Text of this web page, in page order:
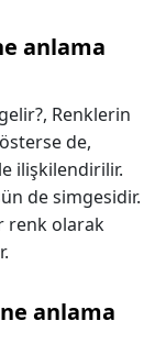
anlama
Renklerin
de,
ilişkilendirilir.
de simgesidir.
renk olarak
anlama